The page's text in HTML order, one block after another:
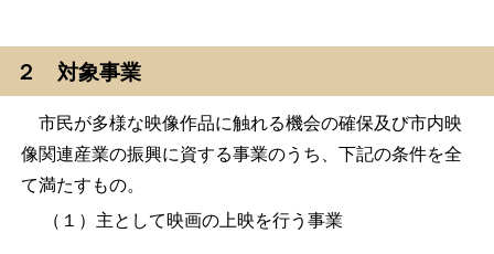
２ 対象事業
市民が多様な映像作品に触れる機会の確保及び市内映
像関連産業の振興に資する事業のうち、下記の条件を全
て満たすもの。
（１）主として映画の上映を行う事業